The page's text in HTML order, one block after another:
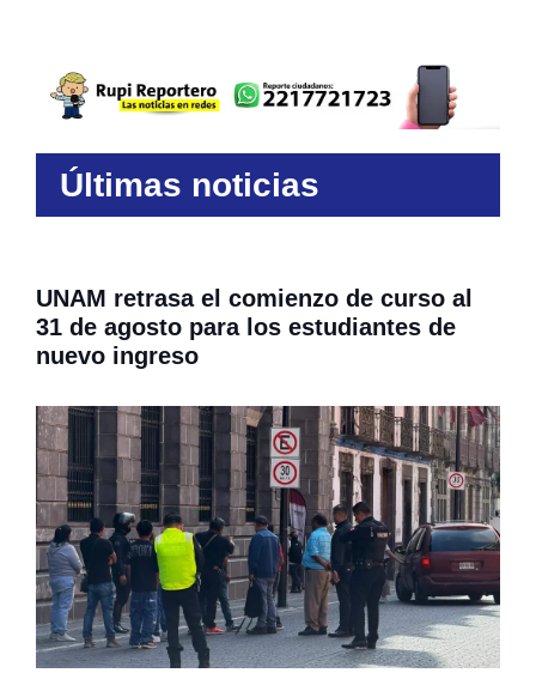
Últimas noticias
UNAM retrasa el comienzo de curso al
31 de agosto para los estudiantes de
nuevo ingreso